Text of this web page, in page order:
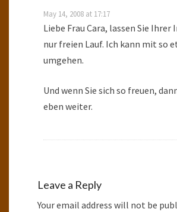
May 14, 2008 at 17:17
Liebe Frau Cara, lassen Sie
nur freien Lauf. Ich kann mit so
umgehen.
Und wenn Sie sich so freuen,
eben weiter.
Leave a Reply
Your email address will not be